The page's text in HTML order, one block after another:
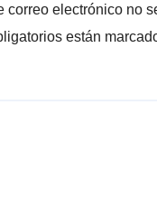
correo electrónico no
están